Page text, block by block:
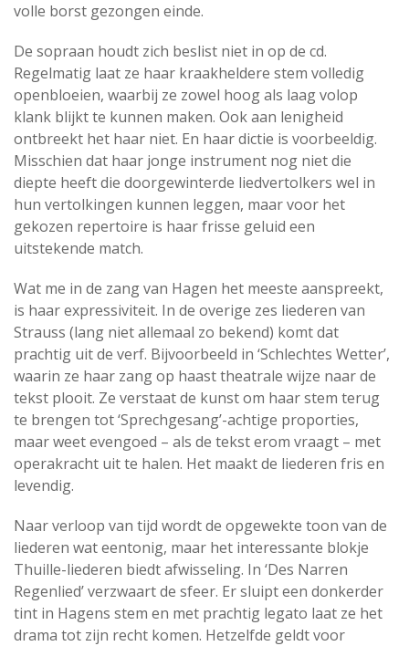
volle borst gezongen einde.
De sopraan houdt zich beslist niet in op de cd.
Regelmatig laat ze haar kraakheldere stem volledig
openbloeien, waarbij ze zowel hoog als laag volop
klank blijkt te kunnen maken. Ook aan lenigheid
ontbreekt het haar niet. En haar dictie is voorbeeldig.
Misschien dat haar jonge instrument nog niet die
diepte heeft die doorgewinterde liedvertolkers wel in
hun vertolkingen kunnen leggen, maar voor het
gekozen repertoire is haar frisse geluid een
uitstekende match.
Wat me in de zang van Hagen het meeste aanspreekt,
is haar expressiviteit. In de overige zes liederen van
Strauss (lang niet allemaal zo bekend) komt dat
prachtig uit de verf. Bijvoorbeeld in ‘Schlechtes Wetter’,
waarin ze haar zang op haast theatrale wijze naar de
tekst plooit. Ze verstaat de kunst om haar stem terug
te brengen tot ‘Sprechgesang’-achtige proporties,
maar weet evengoed – als de tekst erom vraagt – met
operakracht uit te halen. Het maakt de liederen fris en
levendig.
Naar verloop van tijd wordt de opgewekte toon van de
liederen wat eentonig, maar het interessante blokje
Thuille-liederen biedt afwisseling. In ‘Des Narren
Regenlied’ verzwaart de sfeer. Er sluipt een donkerder
tint in Hagens stem en met prachtig legato laat ze het
drama tot zijn recht komen. Hetzelfde geldt voor